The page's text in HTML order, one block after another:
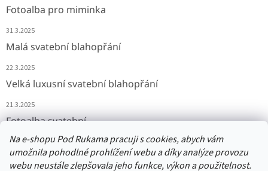
Na e-shopu Pod Rukama pracuji s cookies, abych vám
umožnila pohodlné prohlížení webu a díky analýze provozu
webu neustále zlepšovala jeho funkce, výkon a použitelnost.
Fotoalba pro miminka
31.3.2025
Malá svatební blahopřání
22.3.2025
Velká luxusní svatební blahopřání
21.3.2025
Fotoalba svatební
11.3.2025